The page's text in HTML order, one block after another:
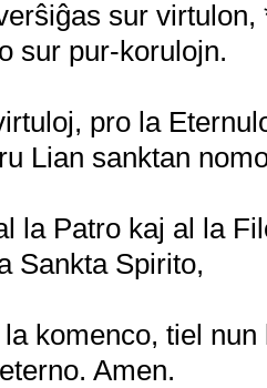
sur virtulon,
sur pur-korulojn.
pro la
Lian sanktan
la Patro kaj al la
Sankta Spirito,
la komenco, tiel
Amen.